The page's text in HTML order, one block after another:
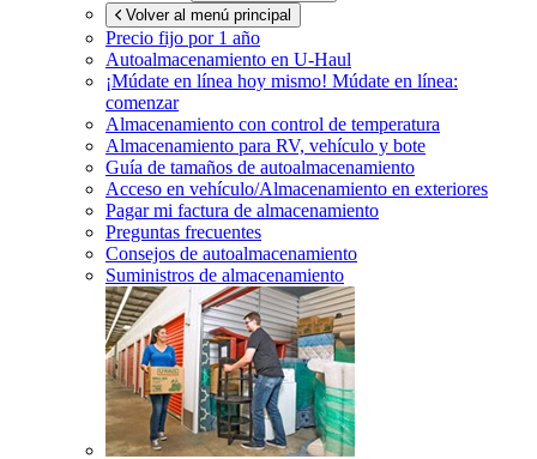
Volver al menú principal
Precio fijo por 1 año
Autoalmacenamiento en U-Haul
¡Múdate en línea hoy mismo! Múdate en línea:
comenzar
Almacenamiento con control de temperatura
Almacenamiento para RV, vehículo y bote
Guía de tamaños de autoalmacenamiento
Acceso en vehículo/Almacenamiento en exteriores
Pagar mi factura de almacenamiento
Preguntas frecuentes
Consejos de autoalmacenamiento
Suministros de almacenamiento